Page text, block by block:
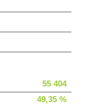
55 404
49,35 %